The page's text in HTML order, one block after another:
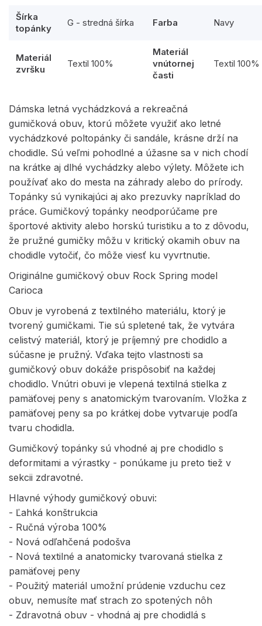
Šírka
topánky
G - stredná šírka Farba Navy
Materiál
zvršku
Textil 100%
Materiál
vnútornej
časti
Textil 100%
Dámska letná vychádzková a rekreačná
gumičková obuv, ktorú môžete využiť ako letné
vychádzkové poltopánky či sandále, krásne drží na
chodidle. Sú veľmi pohodlné a úžasne sa v nich chodí
na krátke aj dlhé vychádzky alebo výlety. Môžete ich
používať ako do mesta na záhrady alebo do prírody.
Topánky sú vynikajúci aj ako prezuvky napríklad do
práce. Gumičkový topánky neodporúčame pre
športové aktivity alebo horskú turistiku a to z dôvodu,
že pružné gumičky môžu v kritický okamih obuv na
chodidle vytočiť, čo môže viesť ku vyvrtnutie.
Originálne gumičkový obuv Rock Spring model
Carioca
Obuv je vyrobená z textilného materiálu, ktorý je
tvorený gumičkami. Tie sú spletené tak, že vytvára
celistvý materiál, ktorý je príjemný pre chodidlo a
súčasne je pružný. Vďaka tejto vlastnosti sa
gumičkový obuv dokáže prispôsobiť na každej
chodidlo. Vnútri obuvi je vlepená textilná stielka z
pamäťovej peny s anatomickým tvarovaním. Vložka z
pamäťovej peny sa po krátkej dobe vytvaruje podľa
tvaru chodidla.
Gumičkový topánky sú vhodné aj pre chodidlo s
deformitami a výrastky - ponúkame ju preto tiež v
sekcii zdravotné.
Hlavné výhody gumičkový obuvi:
- Ľahká konštrukcia
- Ručná výroba 100%
- Nová odľahčená podošva
- Nová textilné a anatomicky tvarovaná stielka z
pamäťovej peny
- Použitý materiál umožní prúdenie vzduchu cez
obuv, nemusíte mať strach zo spotených nôh
- Zdravotná obuv - vhodná aj pre chodidlá s